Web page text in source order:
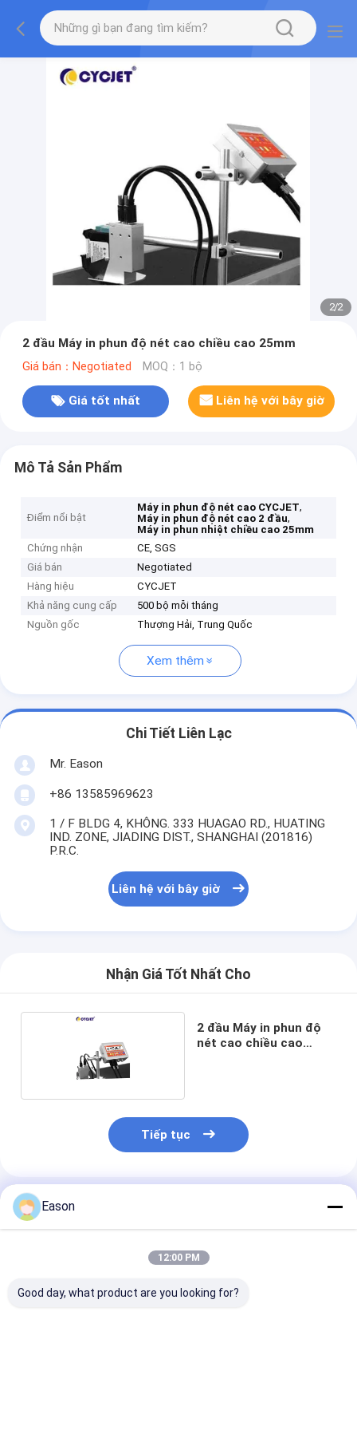
2/2
2 đầu Máy in phun độ nét cao chiều cao 25mm
Giá bán：Negotiated MOQ：1 bộ
Giá tốt nhất Liên hệ với bây giờ
Mô Tả Sản Phẩm
Điểm nổi bật
Máy in phun độ nét cao CYCJET,
Máy in phun độ nét cao 2 đầu,
Máy in phun nhiệt chiều cao 25mm
Chứng nhận
CE, SGS
Giá bán
Negotiated
Hàng hiệu
CYCJET
Khả năng cung cấp
500 bộ mỗi tháng
Nguồn gốc
Thượng Hải, Trung Quốc
Xem thêm
Chi Tiết Liên Lạc
Mr. Eason
+86 13585969623
1 / F BLDG 4, KHÔNG. 333 HUAGAO RD., HUATING
IND. ZONE, JIADING DIST., SHANGHAI (201816)
P.R.C.
Liên hệ với bây giờ
Nhận Giá Tốt Nhất Cho
2 đầu Máy in phun độ
nét cao chiều cao
Tiếp tục
Sản Phẩm Khuyến Cáo
Eason
12:00 PM
Good day, what product are you looking for?